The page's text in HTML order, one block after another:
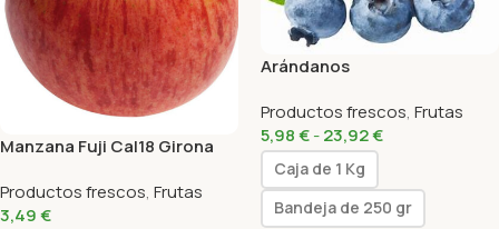
Manzana Fuji Cal18 Girona
Productos frescos, Frutas
3,49€
Arándanos
Productos frescos, Frutas
5,98€-23,92€
Caja de 1 Kg
Bandeja de 250 gr